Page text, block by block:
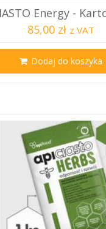
Energy -
85,00 zł z VAT
Dodaj do koszyka